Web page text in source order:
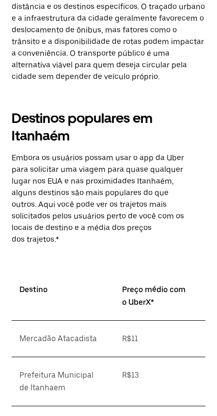
distância e os destinos específicos. O traçado urbano
e a infraestrutura da cidade geralmente favorecem o
deslocamento de ônibus, mas fatores como o
trânsito e a disponibilidade de rotas podem impactar
a conveniência. O transporte público é uma
alternativa viável para quem deseja circular pela
cidade sem depender de veículo próprio.
Destinos populares em
Itanhaém
Embora os usuários possam usar o app da Uber
para solicitar uma viagem para quase qualquer
lugar nos EUA e nas proximidades Itanhaém,
alguns destinos são mais populares do que
outros. Aqui você pode ver os trajetos mais
solicitados pelos usuários perto de você com os
locais de destino e a média dos preços
dos trajetos.*
Destino
Preço médio com
o UberX*
Mercadão Atacadista R$11
Prefeitura Municipal
de Itanhaem
R$13